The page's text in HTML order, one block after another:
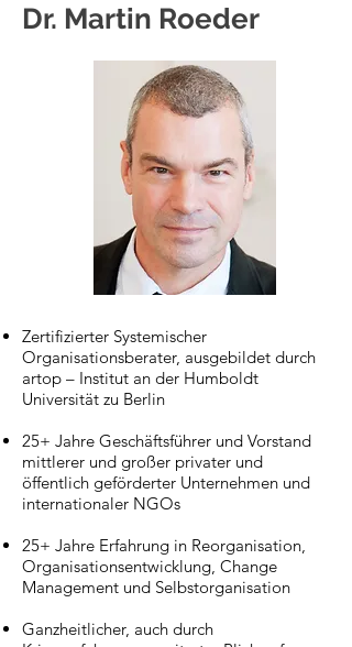
Dr. Martin Roeder
Zertifizierter Systemischer
Organisationsberater, ausgebildet durch
artop – Institut an der Humboldt
Universität zu Berlin
25+ Jahre Geschäftsführer und Vorstand
mittlerer und großer privater und
öffentlich geförderter Unternehmen und
internationaler NGOs
25+ Jahre Erfahrung in Reorganisation,
Organisationsentwicklung, Change
Management und Selbstorganisation
Ganzheitlicher, auch durch